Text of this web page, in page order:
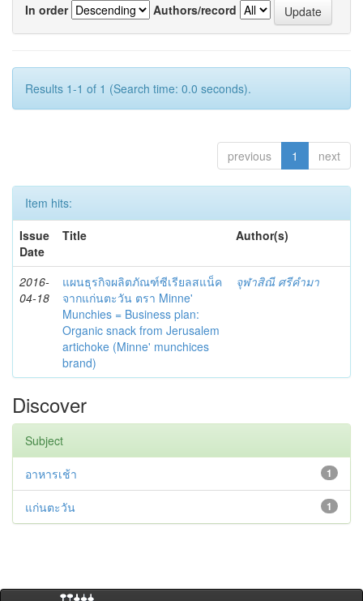
In order
Authors/record
Results 1-1 of 1 (Search time: 0.0 seconds).
previous 1 next
Item hits:
Issue
Date
Title Author(s)
2016-
04-18
แผนธุรกิจผลิตภัณฑ์ซีเรียลสแน็ค
จากแก่นตะวัน ตรา Minne'
Munchies = Business plan:
Organic snack from Jerusalem
artichoke (Minne' munchices
brand)
จุฬาสิณี ศรีคำมา
Discover
Subject
1
อาหารเช้า
1
แก่นตะวัน